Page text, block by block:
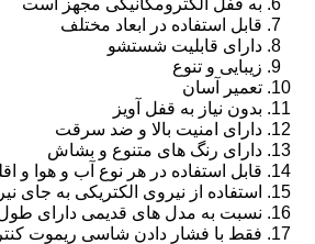
قابل استفاده در ابعاد مختلف
دارای قابلیت شستشو
زیبایی و تنوع
تعمیر آسان
بدون نیاز به قفل آویز
دارای امنیت بالا و ضد سرقت
دارای رنگ های متنوع و بشاش
قابل استفاده در هر نوع آب و هوا و
استفاده از نیروی الکتریکی به جای
نسبت به مدل های قدیمی دارای
فقط با فشار دادن شاسی ریموت